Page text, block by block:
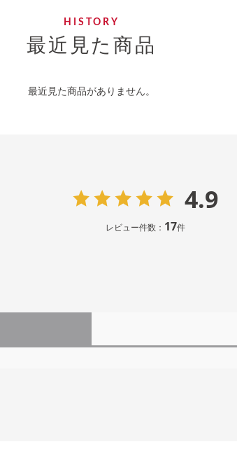
最近見た商品
最近見た商品がありません。
4.9
レビュー件数： 17件